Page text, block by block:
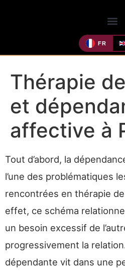
FR
Thérapie
et
affective à
Tout d’abord, la
l’une des problématiques
rencontrées en thérapie
effet, ce schéma
un besoin excessif de
progressivement la
dépendante vit dans une